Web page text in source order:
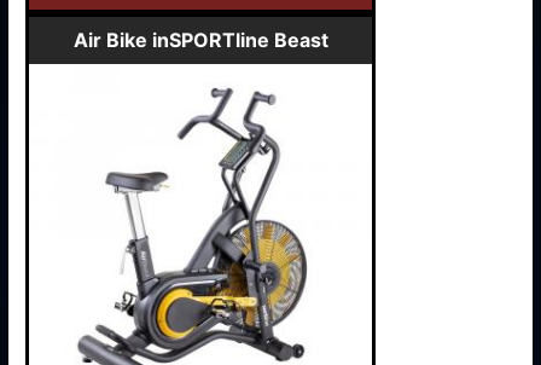
Air Bike inSPORTline Beast